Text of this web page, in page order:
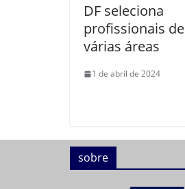
DF seleciona
profissionais de
várias áreas
1 de abril de 2024
sobre